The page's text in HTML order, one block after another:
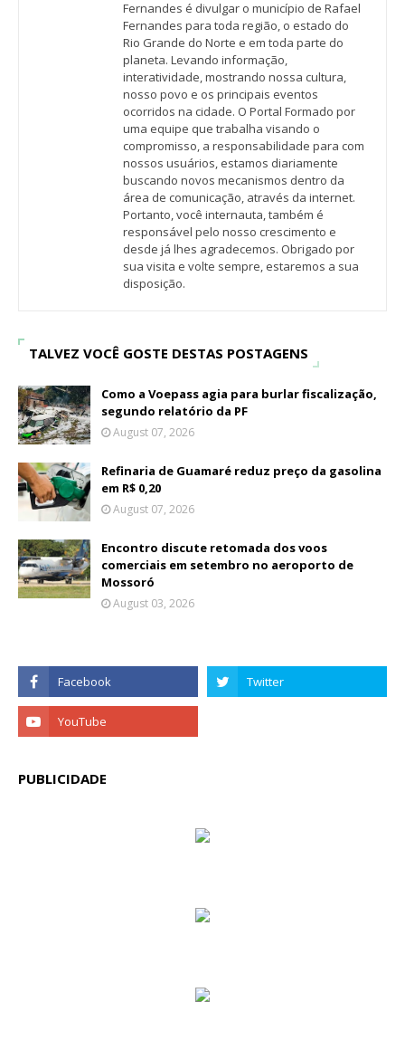
Fernandes é divulgar o município de Rafael
Fernandes para toda região, o estado do
Rio Grande do Norte e em toda parte do
planeta. Levando informação,
interatividade, mostrando nossa cultura,
nosso povo e os principais eventos
ocorridos na cidade. O Portal Formado por
uma equipe que trabalha visando o
compromisso, a responsabilidade para com
nossos usuários, estamos diariamente
buscando novos mecanismos dentro da
área de comunicação, através da internet.
Portanto, você internauta, também é
responsável pelo nosso crescimento e
desde já lhes agradecemos. Obrigado por
sua visita e volte sempre, estaremos a sua
disposição.
TALVEZ VOCÊ GOSTE DESTAS POSTAGENS
Como a Voepass agia para burlar fiscalização,
segundo relatório da PF
August 07, 2026
Refinaria de Guamaré reduz preço da gasolina
em R$ 0,20
August 07, 2026
Encontro discute retomada dos voos
comerciais em setembro no aeroporto de
Mossoró
August 03, 2026
PUBLICIDADE